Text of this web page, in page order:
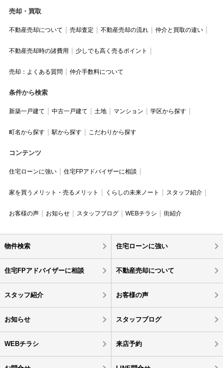
売却・買取
不動産売却について 売却査定 不動産売却の流れ 仲介と買取の違い
不動産売却時の諸費用 少しでも高く売るポイント
売却：よくある質問 仲介手数料について
条件から検索
新築一戸建て 中古一戸建て 土地 マンション 学区から探す
町名から探す 駅から探す こだわりから探す
コンテンツ
住宅ローンに強い 住宅FPアドバイザーに相談
家を買うメリット・売るメリット くらしの未来ノート スタッフ紹介
お客様の声 お知らせ スタッフブログ WEBチラシ 街紹介
物件検索 住宅ローンに強い
住宅FPアドバイザーに相談 不動産売却について
スタッフ紹介 お客様の声
お知らせ スタッフブログ
WEBチラシ 来店予約